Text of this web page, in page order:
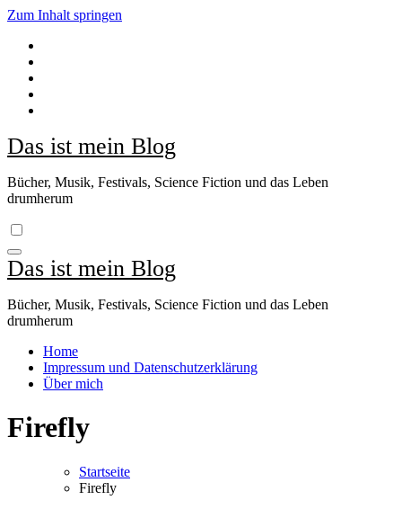
Zum Inhalt springen
Das ist mein Blog
Bücher, Musik, Festivals, Science Fiction und das Leben
drumherum
Das ist mein Blog
Bücher, Musik, Festivals, Science Fiction und das Leben
drumherum
Home
Impressum und Datenschutzerklärung
Über mich
Firefly
Startseite
Firefly